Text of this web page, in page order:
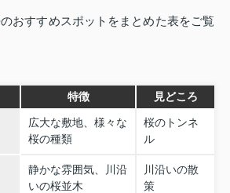
おすすめスポットをまとめた表をご覧
特徴 見どころ
広大な敷地、様々な
桜の種類
桜のトンネ
ル
静かな雰囲気、川沿
いの桜並木
川沿いの散
策